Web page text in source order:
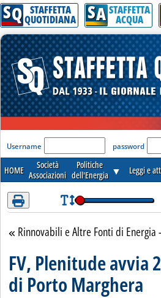
Attenzione! Esegui l'accesso per
SQ STAFFETTA
QUOTIDIANA SA STAFFETTA
ACQUA
'Modulo Login per
Username password
HOME
Società
Associazioni
Politiche
dell'Energia ▼ Leggi e
Torna alla sezione
Rinnovabili e Altre Fonti di Energia
FV, Plenitude avvia
di Porto Marghera